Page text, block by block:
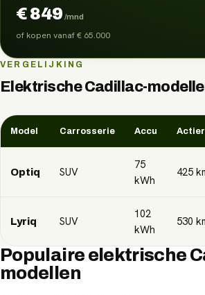
€ 849 /mnd
of kopen vanaf€ 65.000
VERGELIJKING
ElektrischeCadillac-
Model Carrosserie Accu
Optiq SUV
75
kWh
425
Lyriq SUV
102
kWh
530
Populaire elektrische
modellen